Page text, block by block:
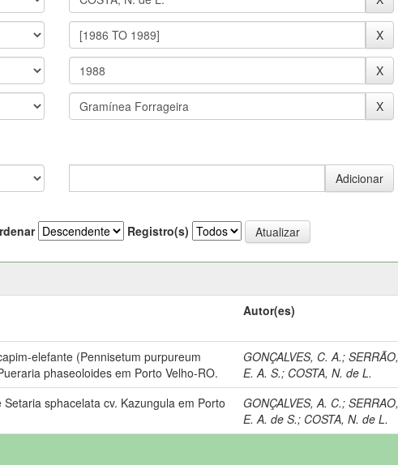
Registro(s)
Autor(es)
elefante (Pennisetum purpureum
phaseoloides em Porto Velho-RO.
GONÇALVES, C. A.;SERRÃO,
E. A. S.; COSTA, N. de L.
sphacelata cv. Kazungula em Porto
GONÇALVES, A. C.;SERRAO,
E. A. de S.; COSTA, N. de L.